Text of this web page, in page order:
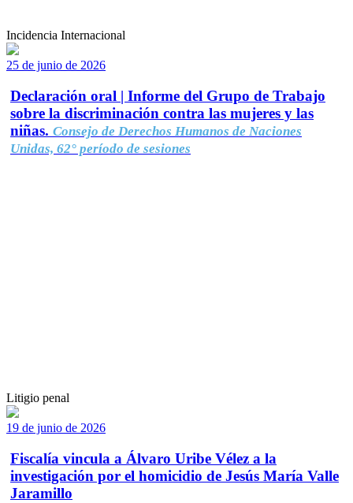
Incidencia Internacional
25 de junio de 2026
Declaración oral | Informe del Grupo de Trabajo
sobre la discriminación contra las mujeres y las
niñas. Consejo de Derechos Humanos de Naciones
Unidas, 62° período de sesiones
Litigio penal
19 de junio de 2026
Fiscalía vincula a Álvaro Uribe Vélez a la
investigación por el homicidio de Jesús María Valle
Jaramillo